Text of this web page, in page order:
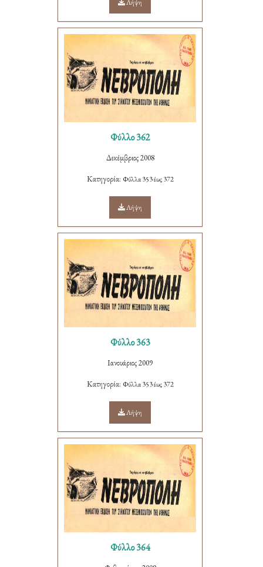
Λήψη
Φύλλο 362
Δεκέμβριος 2008
Κατηγορία: Φύλλα 353 έως 372
Λήψη
Φύλλο 363
Ιανουάριος 2009
Κατηγορία: Φύλλα 353 έως 372
Λήψη
Φύλλο 364